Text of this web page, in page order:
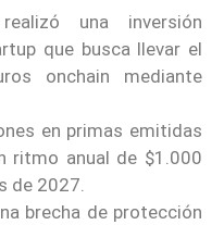
una inversión
que busca llevar el
onchain mediante
en primas emitidas
ritmo anual de $1.000
de 2027.
brecha de protección